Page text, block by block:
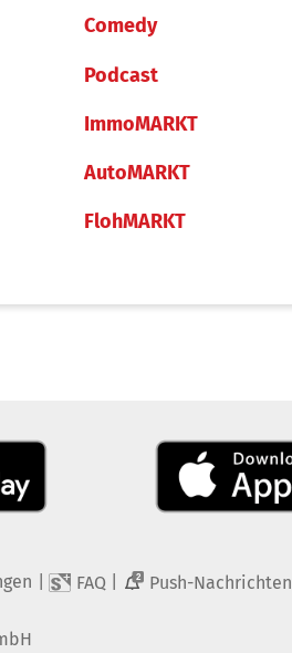
Comedy
Podcast
ImmoMARKT
AutoMARKT
FlohMARKT
FAQ 2 Push-Nachrichten